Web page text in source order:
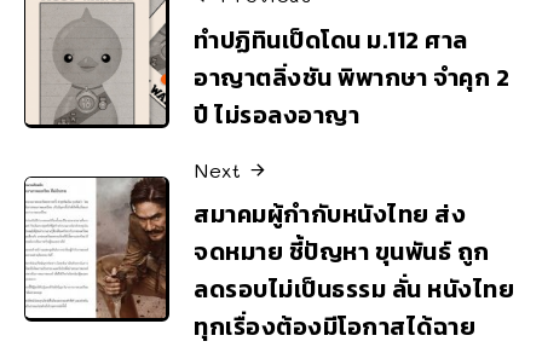
ทำปฏิทินเป็ดโดน ม.112 ศาล
อาญาตลิ่งชัน พิพากษา จำคุก 2
ปี ไม่รอลงอาญา
Next
สมาคมผู้กำกับหนังไทย ส่ง
จดหมาย ชี้ปัญหา ขุนพันธ์ ถูก
ลดรอบไม่เป็นธรรม ลั่น หนังไทย
ทุกเรื่องต้องมีโอกาสได้ฉาย